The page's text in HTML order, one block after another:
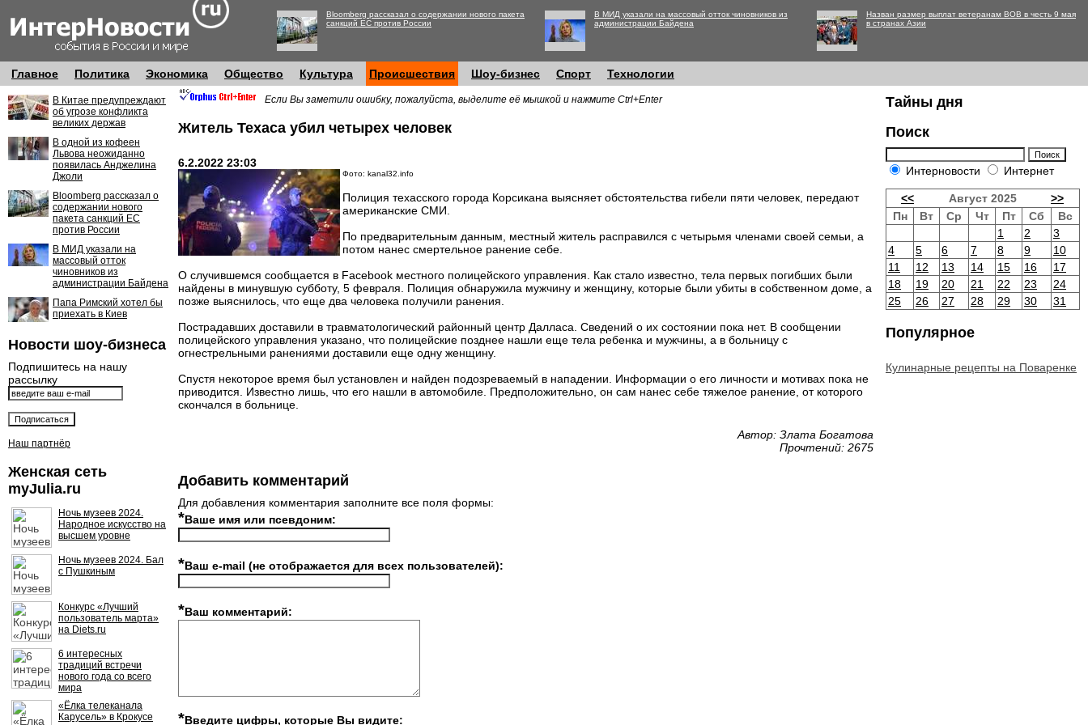
Bloomberg рассказал о содержании нового пакета
санкций ЕС против России
В МИД указали на массовый отток чиновников из
администрации Байдена
Назван размер выплат ветеранам ВОВ в честь 9 мая
в странах Азии
Главное Политика Экономика Общество Культура Происшествия Шоу-бизнес Спорт Технологии
В Китае предупреждают
об угрозе конфликта
великих держав
В одной из кофеен
Львова неожиданно
появилась Анджелина
Джоли
Bloomberg рассказал о
содержании нового
пакета санкций ЕС
против России
В МИД указали на
массовый отток
чиновников из
администрации Байдена
Папа Римский хотел бы
приехать в Киев
Новости шоу-бизнеса
Подпишитесь на нашу
рассылку
Наш партнёр
Женская сеть
myJulia.ru
Ночь музеев 2024.
Народное искусство на
высшем уровне
Ночь музеев 2024. Бал
с Пушкиным
Конкурс «Лучший
пользователь марта»
на Diets.ru
6 интересных
традиций встречи
нового года со всего
мира
«Ёлка телеканала
Карусель» в Крокусе
Если Вы заметили ошибку, пожалуйста, выделите её мышкой и нажмите Ctrl+Enter
Житель Техаса убил четырех человек
6.2.2022 23:03
Фото: kanal32.info
Полиция техасского города Корсикана выясняет обстоятельства гибели пяти человек, передают
американские СМИ.
По предварительным данным, местный житель расправился с четырьмя членами своей семьи, а
потом нанес смертельное ранение себе.
О случившемся сообщается в Facebook местного полицейского управления. Как стало известно, тела первых погибших были
найдены в минувшую субботу, 5 февраля. Полиция обнаружила мужчину и женщину, которые были убиты в собственном доме, а
позже выяснилось, что еще два человека получили ранения.
Пострадавших доставили в травматологический районный центр Далласа. Сведений о их состоянии пока нет. В сообщении
полицейского управления указано, что полицейские позднее нашли еще тела ребенка и мужчины, а в больницу с
огнестрельными ранениями доставили еще одну женщину.
Спустя некоторое время был установлен и найден подозреваемый в нападении. Информации о его личности и мотивах пока не
приводится. Известно лишь, что его нашли в автомобиле. Предположительно, он сам нанес себе тяжелое ранение, от которого
скончался в больнице.
Автор: Злата Богатова
Прочтений: 2675
Добавить комментарий
Для добавления комментария заполните все поля формы:
*Ваше имя или псевдоним:
*Ваш e-mail (не отображается для всех пользователей):
*Ваш комментарий:
*Введите цифры, которые Вы видите:
Тайны дня
Поиск
Интерновости Интернет
<< Август 2025
>>
Пн
Вт Ср Чт Пт Сб
Вс
1
2
3
4
5 6 7 8 9
10
11
12 13 14 15 16
17
18
19 20 21 22 23
24
25
26 27 28 29 30 31
Популярное
Кулинарные рецепты на Поваренке